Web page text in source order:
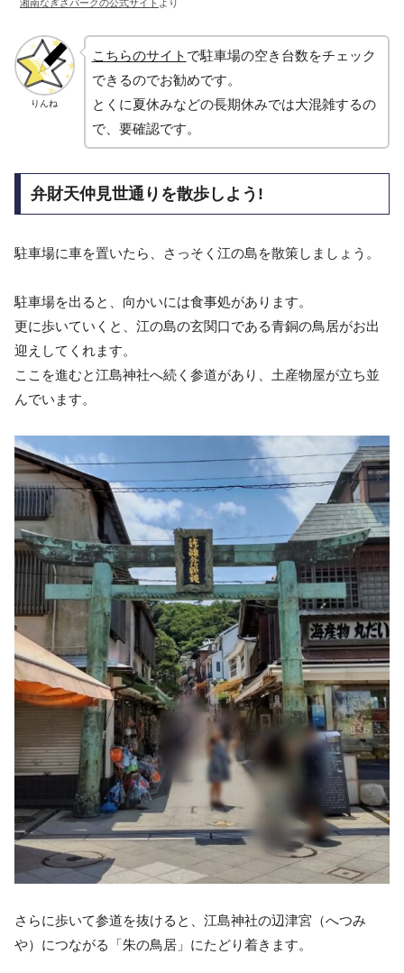
湘南なぎさパークの公式サイト より
りんね
こちらのサイト で駐車場の空き台数をチェック
できるのでお勧めです。
とくに夏休みなどの長期休みでは大混雑するの
で、要確認です。
弁財天仲見世通りを散歩しよう!
駐車場に車を置いたら、さっそく江の島を散策しましょう。
駐車場を出ると、向かいには食事処があります。
更に歩いていくと、江の島の玄関口である青銅の鳥居がお出
迎えしてくれます。
ここを進むと江島神社へ続く参道があり、土産物屋が立ち並
んでいます。
さらに歩いて参道を抜けると、江島神社の辺津宮（へつみ
や）につながる「朱の鳥居」にたどり着きます。